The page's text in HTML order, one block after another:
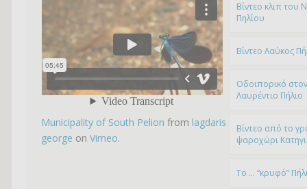
Municipality of South Pelion from lagdaris
george on Vimeo.
Bίντεο κλιπ του
Πηλίου
Βίντεο Λαύκος
Οδοιπορικό
Λαυρέντιο Πήλιο
Βίντεο από το
ψαροχώρι
To … “κρυφό”